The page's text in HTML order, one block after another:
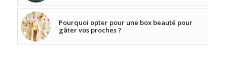
Pourquoi opter pour une box beauté pour
gâter vos proches ?